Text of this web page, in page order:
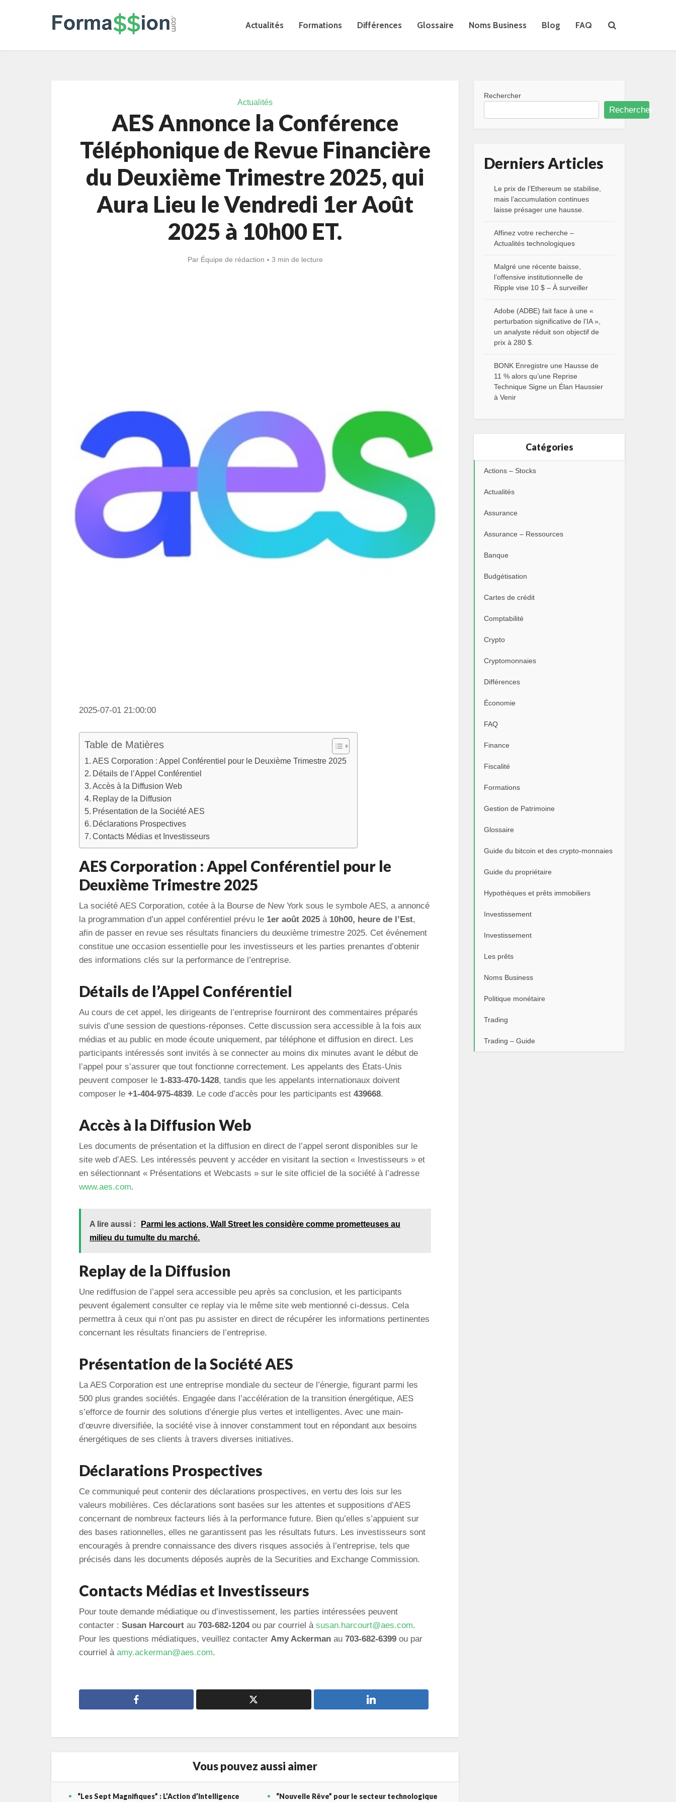
Actualités Formations Différences Glossaire Noms Business Blog FAQ
Actualités
AES Annonce la Conférence
Téléphonique de Revue Financière
du Deuxième Trimestre 2025, qui
Aura Lieu le Vendredi 1er Août
2025 à 10h00 ET.
Par Équipe de rédaction 3 min de lecture
2025-07-01 21:00:00
Table de Matières
AES Corporation : Appel Conférentiel pour le Deuxième Trimestre 2025
Détails de l’Appel Conférentiel
Accès à la Diffusion Web
Replay de la Diffusion
Présentation de la Société AES
Déclarations Prospectives
Contacts Médias et Investisseurs
AES Corporation : Appel Conférentiel pour le
Deuxième Trimestre 2025
La société AES Corporation, cotée à la Bourse de New York sous le symbole AES, a annoncé
la programmation d’un appel conférentiel prévu le 1er août 2025 à 10h00, heure de l’Est,
afin de passer en revue ses résultats financiers du deuxième trimestre 2025. Cet événement
constitue une occasion essentielle pour les investisseurs et les parties prenantes d’obtenir
des informations clés sur la performance de l’entreprise.
Détails de l’Appel Conférentiel
Au cours de cet appel, les dirigeants de l’entreprise fourniront des commentaires préparés
suivis d’une session de questions-réponses. Cette discussion sera accessible à la fois aux
médias et au public en mode écoute uniquement, par téléphone et diffusion en direct. Les
participants intéressés sont invités à se connecter au moins dix minutes avant le début de
l’appel pour s’assurer que tout fonctionne correctement. Les appelants des États-Unis
peuvent composer le 1-833-470-1428, tandis que les appelants internationaux doivent
composer le +1-404-975-4839. Le code d’accès pour les participants est 439668.
Accès à la Diffusion Web
Les documents de présentation et la diffusion en direct de l’appel seront disponibles sur le
site web d’AES. Les intéressés peuvent y accéder en visitant la section « Investisseurs » et
en sélectionnant « Présentations et Webcasts » sur le site officiel de la société à l’adresse
www.aes.com.
A lire aussi :
Parmi les actions, Wall Street les considère comme prometteuses au
milieu du tumulte du marché.
Replay de la Diffusion
Une rediffusion de l’appel sera accessible peu après sa conclusion, et les participants
peuvent également consulter ce replay via le même site web mentionné ci-dessus. Cela
permettra à ceux qui n’ont pas pu assister en direct de récupérer les informations pertinentes
concernant les résultats financiers de l’entreprise.
Présentation de la Société AES
La AES Corporation est une entreprise mondiale du secteur de l’énergie, figurant parmi les
500 plus grandes sociétés. Engagée dans l’accélération de la transition énergétique, AES
s’efforce de fournir des solutions d’énergie plus vertes et intelligentes. Avec une main-
d’œuvre diversifiée, la société vise à innover constamment tout en répondant aux besoins
énergétiques de ses clients à travers diverses initiatives.
Déclarations Prospectives
Ce communiqué peut contenir des déclarations prospectives, en vertu des lois sur les
valeurs mobilières. Ces déclarations sont basées sur les attentes et suppositions d’AES
concernant de nombreux facteurs liés à la performance future. Bien qu’elles s’appuient sur
des bases rationnelles, elles ne garantissent pas les résultats futurs. Les investisseurs sont
encouragés à prendre connaissance des divers risques associés à l’entreprise, tels que
précisés dans les documents déposés auprès de la Securities and Exchange Commission.
Contacts Médias et Investisseurs
Pour toute demande médiatique ou d’investissement, les parties intéressées peuvent
contacter : Susan Harcourt au 703-682-1204ou par courriel à susan.harcourt@aes.com.
Pour les questions médiatiques, veuillez contacter Amy Ackerman au 703-682-6399 ou par
courriel à amy.ackerman@aes.com.
Vous pouvez aussi aimer
“Les Sept Magnifiques” : L’Action d’Intelligence “Nouvelle Rêve” pour le secteur technologique
Rechercher
Rechercher
Derniers Articles
Le prix de l’Ethereum se stabilise,
mais l’accumulation continues
laisse présager une hausse.
Affinez votre recherche –
Actualités technologiques
Malgré une récente baisse,
l’offensive institutionnelle de
Ripple vise 10 $ – À surveiller
Adobe (ADBE) fait face à une «
perturbation significative de l’IA »,
un analyste réduit son objectif de
prix à 280 $.
BONK Enregistre une Hausse de
11 % alors qu’une Reprise
Technique Signe un Élan Haussier
à Venir
Catégories
Actions – Stocks
Actualités
Assurance
Assurance – Ressources
Banque
Budgétisation
Cartes de crédit
Comptabilité
Crypto
Cryptomonnaies
Différences
Économie
FAQ
Finance
Fiscalité
Formations
Gestion de Patrimoine
Glossaire
Guide du bitcoin et des crypto-monnaies
Guide du propriétaire
Hypothèques et prêts immobiliers
Investissement
Investissement
Les prêts
Noms Business
Politique monétaire
Trading
Trading – Guide